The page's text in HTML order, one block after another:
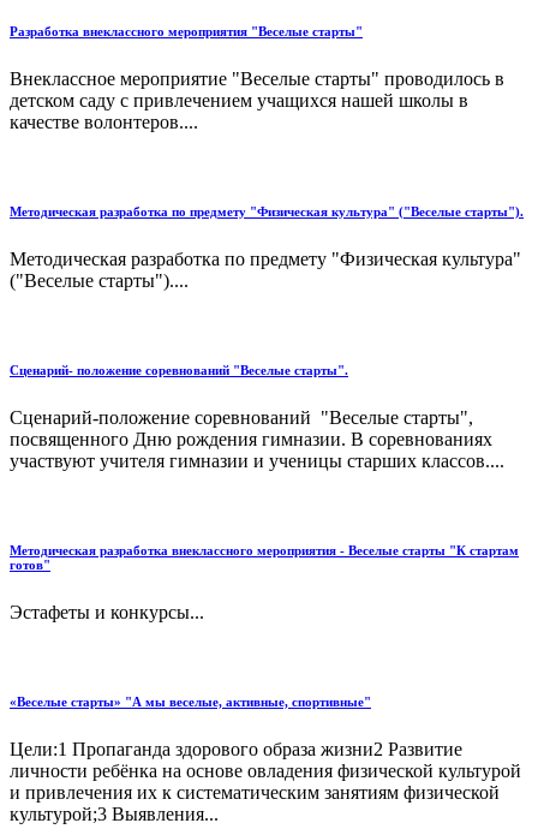
Разработка внеклассного мероприятия "Веселые старты"
Внеклассное мероприятие "Веселые старты" проводилось в
детском саду с привлечением учащихся нашей школы в
качестве волонтеров....
Методическая разработка по предмету "Физическая культура" ("Веселые старты").
Методическая разработка по предмету "Физическая культура"
("Веселые старты")....
Сценарий- положение соревнований "Веселые старты".
Сценарий-положение соревнований "Веселые старты",
посвященного Дню рождения гимназии. В соревнованиях
участвуют учителя гимназии и ученицы старших классов....
Методическая разработка внеклассного мероприятия - Веселые старты "К стартам
готов"
Эстафеты и конкурсы...
«Веселые старты» "А мы веселые, активные, спортивные"
Цели:1 Пропаганда здорового образа жизни2 Развитие
личности ребёнка на основе овладения физической культурой
и привлечения их к систематическим занятиям физической
культурой;3 Выявления...